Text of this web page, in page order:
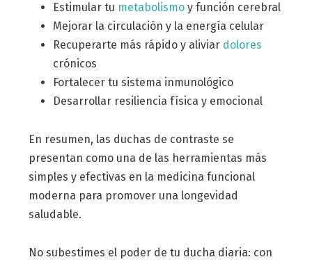
Estimular tu metabolismoy función cerebral
Mejorar la circulación y la energía celular
Recuperarte más rápido y aliviar dolores
crónicos
Fortalecer tu sistema inmunológico
Desarrollar resiliencia física y emocional
En resumen, las duchas de contraste se
presentan como una de las herramientas más
simples y efectivas en la medicina funcional
moderna para promover una longevidad
saludable.
No subestimes el poder de tu ducha diaria: con